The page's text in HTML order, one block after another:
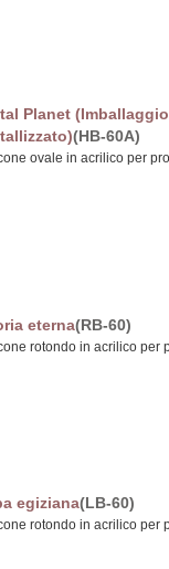
Planet
(HB-60A)
ovale in acrilico per
eterna(RB-60)
rotondo in acrilico per
egiziana(LB-60)
rotondo in acrilico per